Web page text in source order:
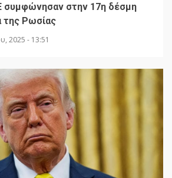
συμφώνησαν στην 17η δέσμη
Ρωσίας
2025 - 13:51